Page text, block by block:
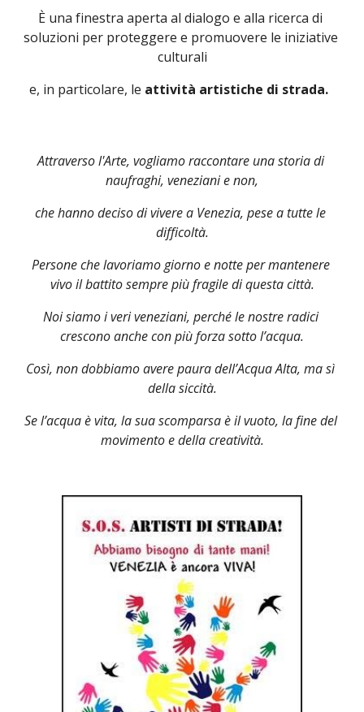
È una finestra aperta al dialogo e alla ricerca di
soluzioni per proteggere e promuovere le iniziative
culturali
e, in particolare, le attività artistiche di strada.
Attraverso l'Arte, vogliamo raccontare una storia di
naufraghi, veneziani e non,
che hanno deciso di vivere a Venezia, pese a tutte le
difficoltà.
Persone che lavoriamo giorno e notte per mantenere
vivo il battito sempre più fragile di questa città.
Noi siamo i veri veneziani, perché le nostre radici
crescono anche con più forza sotto l’acqua.
Così, non dobbiamo avere paura dell’Acqua Alta, ma sì
della siccità.
Se l’acqua è vita, la sua scomparsa è il vuoto, la fine del
movimento e della creatività.